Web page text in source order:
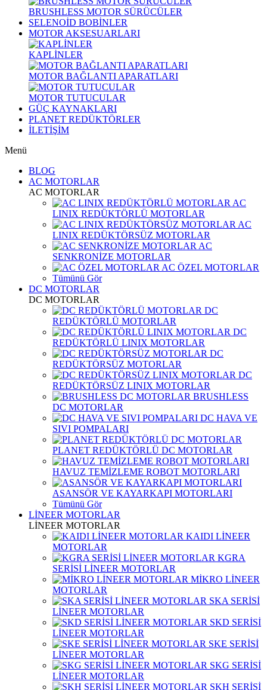
BRUSHLESS MOTOR SÜRÜCÜLER
SELENOİD BOBİNLER
MOTOR AKSESUARLARI
KAPLİNLER
MOTOR BAĞLANTI APARATLARI
MOTOR TUTUCULAR
GÜÇ KAYNAKLARI
PLANET REDÜKTÖRLER
İLETİŞİM
Menü
BLOG
AC MOTORLAR
AC MOTORLAR
AC
LINIX REDÜKTÖRLÜ MOTORLAR
AC
LINIX REDÜKTÖRSÜZ MOTORLAR
AC
SENKRONİZE MOTORLAR
AC ÖZEL MOTORLAR
Tümünü Gör
DC MOTORLAR
DC MOTORLAR
DC
REDÜKTÖRLÜ MOTORLAR
DC
REDÜKTÖRLÜ LINIX MOTORLAR
DC
REDÜKTÖRSÜZ MOTORLAR
DC
REDÜKTÖRSÜZ LINIX MOTORLAR
BRUSHLESS
DC MOTORLAR
DC HAVA VE
SIVI POMPALARI
PLANET REDÜKTÖRLÜ DC MOTORLAR
HAVUZ TEMİZLEME ROBOT MOTORLARI
ASANSÖR VE KAYARKAPI MOTORLARI
Tümünü Gör
LİNEER MOTORLAR
LİNEER MOTORLAR
KAIDI LİNEER
MOTORLAR
KGRA
SERİSİ LİNEER MOTORLAR
MİKRO LİNEER
MOTORLAR
SKA SERİSİ
LİNEER MOTORLAR
SKD SERİSİ
LİNEER MOTORLAR
SKE SERİSİ
LİNEER MOTORLAR
SKG SERİSİ
LİNEER MOTORLAR
SKH SERİSİ